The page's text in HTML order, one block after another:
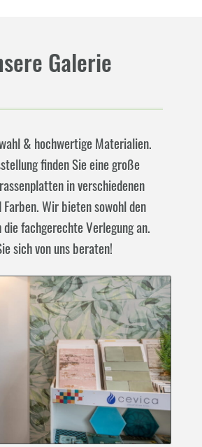
Galerie
& hochwertige Materialien.
finden Sie eine große
in verschiedenen
Wir bieten sowohl den
fachgerechte Verlegung an.
sich von uns beraten!